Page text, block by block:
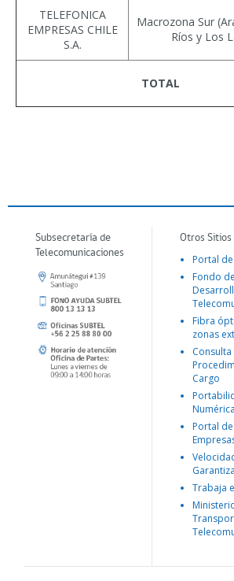
TELEFONICA
EMPRESAS CHILE
S.A.
Macrozona Sur
Ríos y Los
TOTAL
Subsecretaría de
Telecomunicaciones
Otros
Portal
Fondo
Fibra
zonas
Consulta
Cargo
Portal
Trabaja